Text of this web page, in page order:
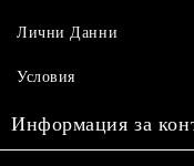
Лични Данни
Условия
Информация за